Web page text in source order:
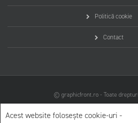
Acest website folosește cookie-uri -
Politică cookie
Contact
© graphicfront.ro - Toate